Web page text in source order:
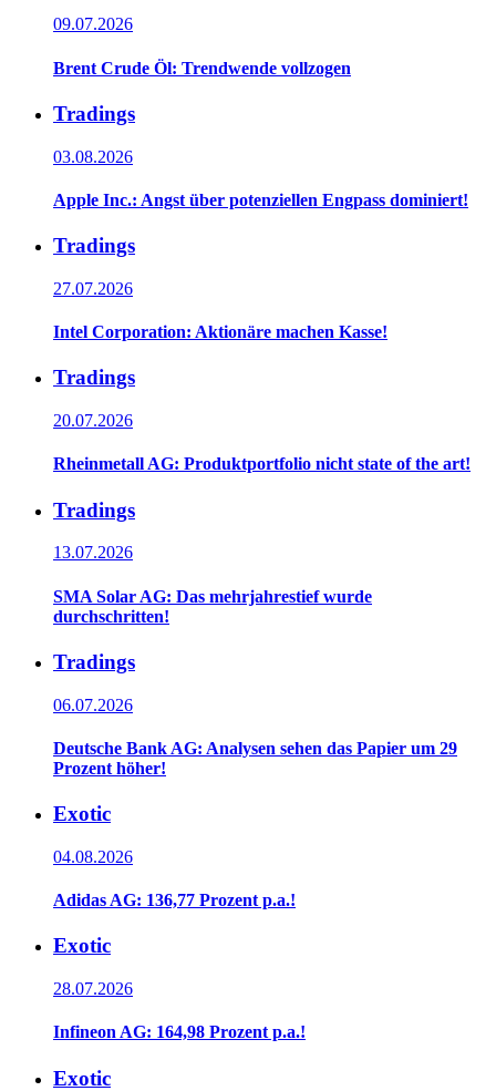
09.07.2026
Brent Crude Öl: Trendwende vollzogen
Tradings
03.08.2026
Apple Inc.: Angst über potenziellen Engpass dominiert!
Tradings
27.07.2026
Intel Corporation: Aktionäre machen Kasse!
Tradings
20.07.2026
Rheinmetall AG: Produktportfolio nicht state of the art!
Tradings
13.07.2026
SMA Solar AG: Das mehrjahrestief wurde
durchschritten!
Tradings
06.07.2026
Deutsche Bank AG: Analysen sehen das Papier um 29
Prozent höher!
Exotic
04.08.2026
Adidas AG: 136,77 Prozent p.a.!
Exotic
28.07.2026
Infineon AG: 164,98 Prozent p.a.!
Exotic